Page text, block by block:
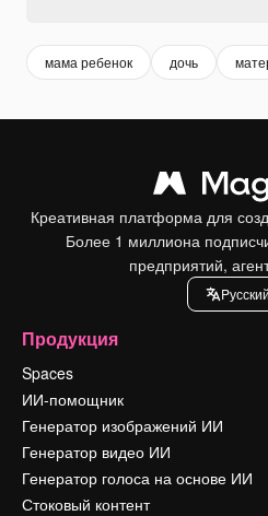
мама ребенок дочь
Креативная платформа для
Более 1 миллиона
предприятий,
Pусский
Продукция
Spaces
ИИ-помощник
Генератор изображений ИИ
Генератор видео ИИ
Генератор голоса на основе ИИ
Стоковый контент